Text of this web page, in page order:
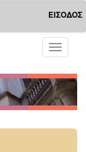
ΕΙΣΟΔΟΣ
Toggle